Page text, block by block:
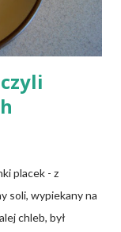
także każ...
placek - z
soli, wypiekany na
chleb, był